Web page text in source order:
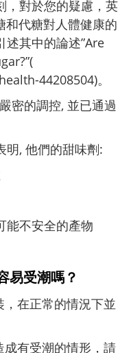
，對於您的疑慮，英
和代糖對人體健康的
述其中的論述”Are
44208504)。
密的調控, 並已通過
明, 他們的甜味劑:
能不安全的產物
易受潮嗎？
在正常的情況下並
有受潮的情形，請